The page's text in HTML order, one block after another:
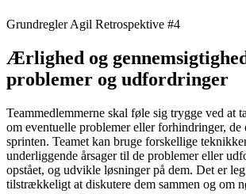
Grundregler Agil Retrospektive #4
Ærlighed og
problemer og udfordringer
Teammedlemmerne skal føle sig trygge ved at
om eventuelle problemer eller forhindringer, de
sprinten. Teamet kan bruge forskellige
underliggende årsager til de problemer eller
opstået, og udvikle løsninger på dem. Det er
tilstrækkeligt at diskutere dem sammen og om